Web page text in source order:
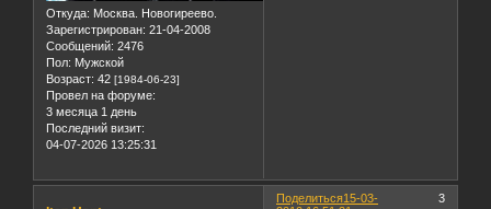
Откуда: Москва. Новогиреево.
Зарегистрирован: 21-04-2008
Сообщений: 2476
Пол: Мужской
Возраст: 42 [1984-06-23]
Провел на форуме:
3 месяца 1 день
Последний визит:
04-07-2026 13:25:31
Поделиться 3
15-03-